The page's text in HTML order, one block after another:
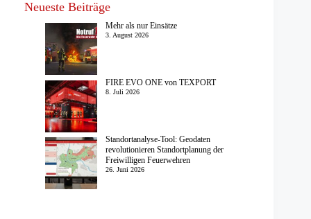
Neueste Beiträge
Mehr als nur Einsätze
3. August 2026
FIRE EVO ONE von TEXPORT
8. Juli 2026
Standortanalyse-Tool: Geodaten
revolutionieren Standortplanung der
Freiwilligen Feuerwehren
26. Juni 2026